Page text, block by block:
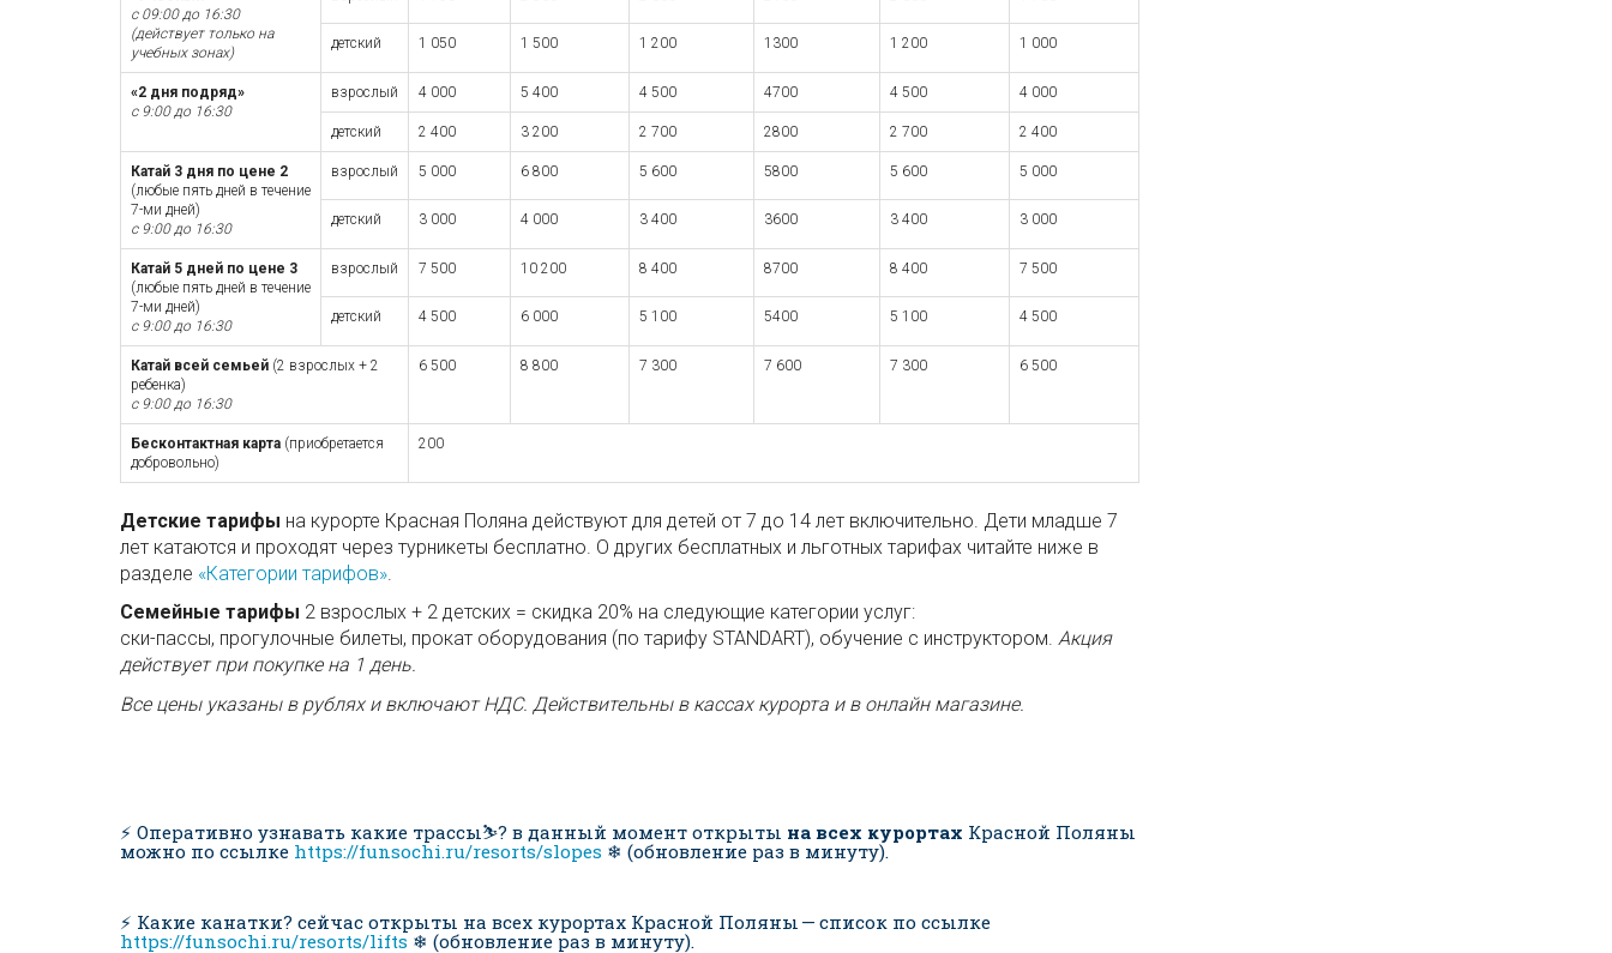
с 09:00 до 16:30
(действует только на
учебных зонах)
детский 1 050 1 500 1 200 1300 1 200 1 000
«2 дня подряд»
с 9:00 до 16:30
взрослый 4 000 5 400 4 500 4700 4 500 4 000
детский 2 400 3 200 2 700 2800 2 700 2 400
Катай 3 дня по цене 2
(любые пять дней в течение
7-ми дней)
с 9:00 до 16:30
взрослый 5 000 6 800 5 600 5800 5 600 5 000
детский 3 000 4 000 3 400 3600 3 400 3 000
Катай 5 дней по цене 3
(любые пять дней в течение
7-ми дней)
с 9:00 до 16:30
взрослый 7 500 10 200 8 400 8700 8 400 7 500
детский 4 500 6 000 5 100 5400 5 100 4 500
Катай всей семьей (2 взрослых + 2
ребенка)
с 9:00 до 16:30
6 500 8 800 7 300 7 600 7 300 6 500
Бесконтактная карта (приобретается
добровольно)
200
Детские тарифы на курорте Красная Поляна действуют для детей от 7 до 14 лет включительно. Дети младше 7
лет катаются и проходят через турникеты бесплатно. О других бесплатных и льготных тарифах читайте ниже в
разделе «Категории тарифов»
Семейные тарифы 2 взрослых + 2 детских = скидка 20% на следующие категории услуг:
ски-пассы, прогулочные билеты, прокат оборудования (по тарифу STANDART), обучение с инструктором. Акция
действует при покупке на 1 день.
Все цены указаны в рублях и включают НДС. Действительны в кассах курорта и в онлайн магазине.
⚡ Оперативно узнавать какие трассы⛷? в данный момент открыты на всех курортах Красной Поляны
можно по ссылке https://funsochi.ru/resorts/slopes ❄ (обновление раз в минуту).
⚡ Какие канатки? сейчас открыты на всех курортах Красной Поляны — список по ссылке
https://funsochi.ru/resorts/lifts ❄ (обновление раз в минуту).